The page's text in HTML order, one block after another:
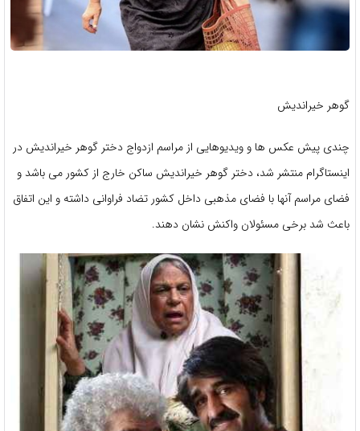
گوهر خیراندیش
چندی پیش عکس ها و ویدیوهایی از مراسم ازدواج دختر گوهر خیراندیش در
اینستاگرام منتشر شد، دختر گوهر خیراندیش ساکن خارج از کشور می باشد و
فضای مراسم آنها با فضای مذهبی داخل کشور تضاد فراوانی داشته و این اتفاق
باعث شد برخی مسئولان واکنش نشان دهند.